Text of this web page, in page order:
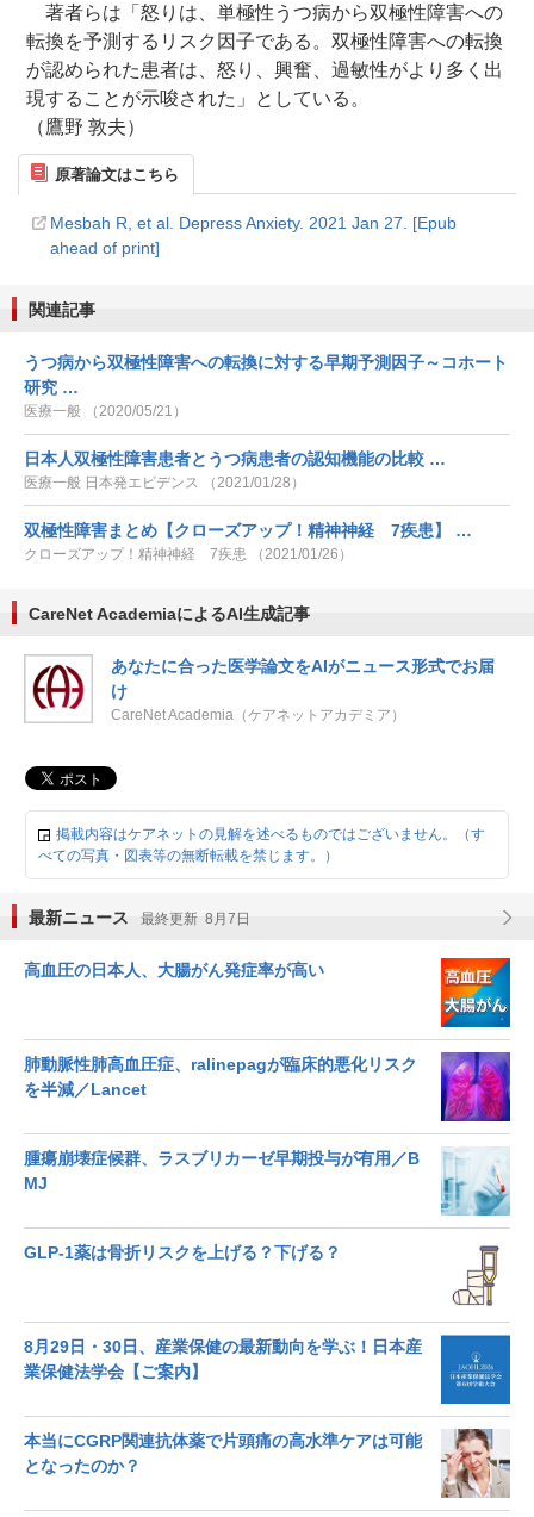
著者らは「怒りは、単極性うつ病から双極性障害への
転換を予測するリスク因子である。双極性障害への転換
が認められた患者は、怒り、興奮、過敏性がより多く出
現することが示唆された」としている。
（鷹野 敦夫）
原著論文はこちら
Mesbah R, et al. Depress Anxiety. 2021 Jan 27. [Epub
ahead of print]
関連記事
うつ病から双極性障害への転換に対する早期予測因子～コホート
研究 …
医療一般 （2020/05/21）
日本人双極性障害患者とうつ病患者の認知機能の比較 …
医療一般 日本発エビデンス （2021/01/28）
双極性障害まとめ【クローズアップ！精神神経 7疾患】 …
クローズアップ！精神神経 7疾患 （2021/01/26）
CareNet AcademiaによるAI生成記事
あなたに合った医学論文をAIがニュース形式でお届
け
CareNet Academia（ケアネットアカデミア）
掲載内容はケアネットの見解を述べるものではございません。（す
べての写真・図表等の無断転載を禁じます。）
最新ニュース 最終更新 8月7日
高血圧の日本人、大腸がん発症率が高い
肺動脈性肺高血圧症、ralinepagが臨床的悪化リスク
を半減／Lancet
腫瘍崩壊症候群、ラスブリカーゼ早期投与が有用／B
MJ
GLP-1薬は骨折リスクを上げる？下げる？
8月29日・30日、産業保健の最新動向を学ぶ！日本産
業保健法学会【ご案内】
本当にCGRP関連抗体薬で片頭痛の高水準ケアは可能
となったのか？